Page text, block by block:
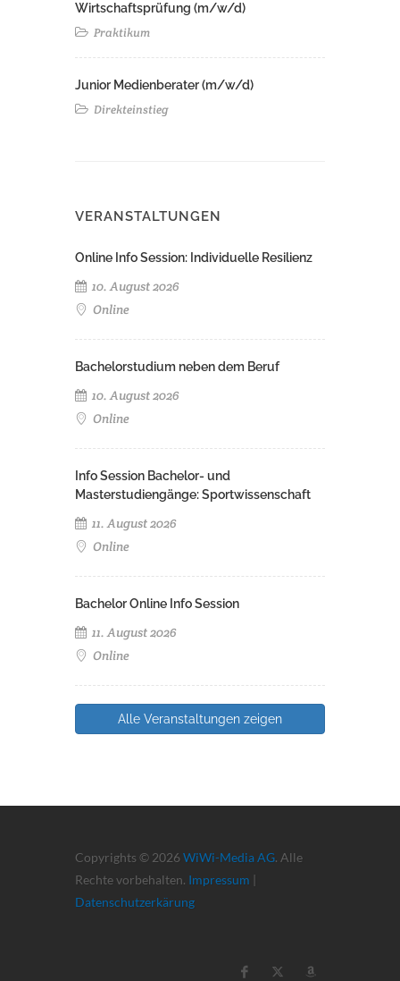
Wirtschaftsprüfung (m/w/d)
Praktikum
Junior Medienberater (m/w/d)
Direkteinstieg
VERANSTALTUNGEN
Online Info Session: Individuelle Resilienz
10. August 2026
Online
Bachelorstudium neben dem Beruf
10. August 2026
Online
Info Session Bachelor- und
Masterstudiengänge: Sportwissenschaft
11. August 2026
Online
Bachelor Online Info Session
11. August 2026
Online
Alle Veranstaltungen zeigen
Copyrights © 2026 WiWi-Media AG. Alle
Rechte vorbehalten. Impressum |
Datenschutzerkärung